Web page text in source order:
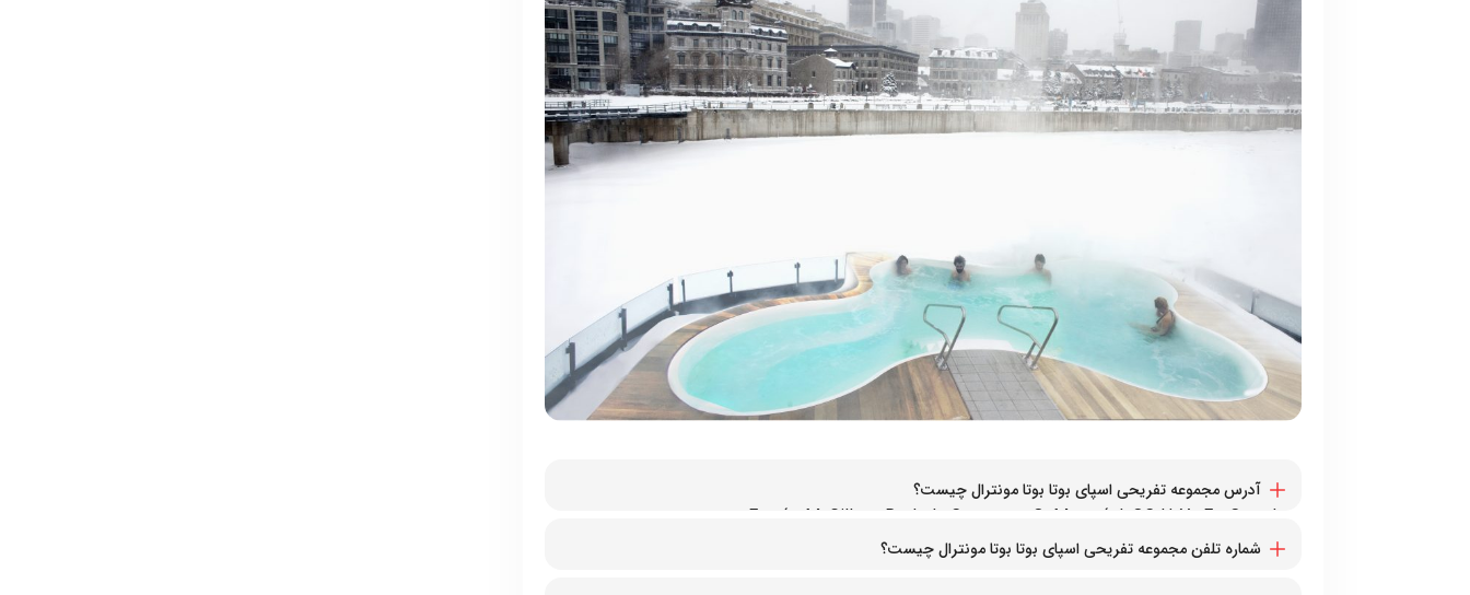
آدرس مجموعه تفریحی اسپای بوتا بوتا مونترال چیست؟
Entrée McGill et, R. de la Commune O, Montréal, QC H2Y 2E2, Canada
شماره تلفن مجموعه تفریحی اسپای بوتا بوتا مونترال چیست؟